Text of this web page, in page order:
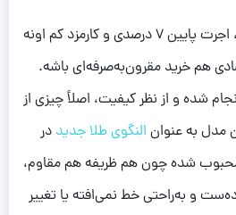
یکی از نکات مثبت این کار، اجرت پایین 7 درصدی و کارمزد کم اونه
هم خرید مقرون‌به‌صرفه‌ای باشه.
شده و از نظر کیفیت، اصلاً چیزی از
مدل به عنوان النگوی طلا جدید در
شده چون هم ظریفه هم مقاوم،
و به‌راحتی خط نمی‌افته یا تغییر